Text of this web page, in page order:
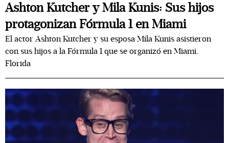
Ashton Kutcher y Mila Kunis: Sus hijos
protagonizan Fórmula 1 en Miami
El actor Ashton Kutcher y su esposa Mila Kunis asistieron
con sus hijos a la Fórmula 1 que se organizó en Miami,
Florida